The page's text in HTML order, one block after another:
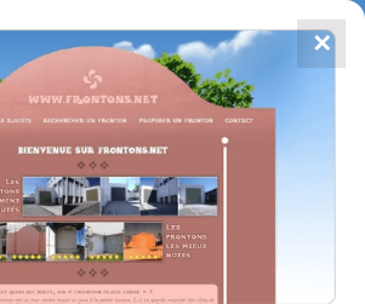
UN FRONTÓN
✕